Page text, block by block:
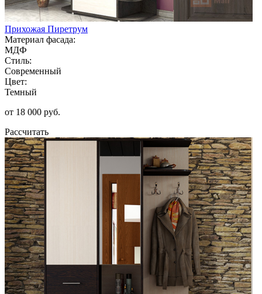
Прихожая Пиретрум
Материал фасада:
МДФ
Стиль:
Современный
Цвет:
Темный
от 18 000 руб.
Рассчитать